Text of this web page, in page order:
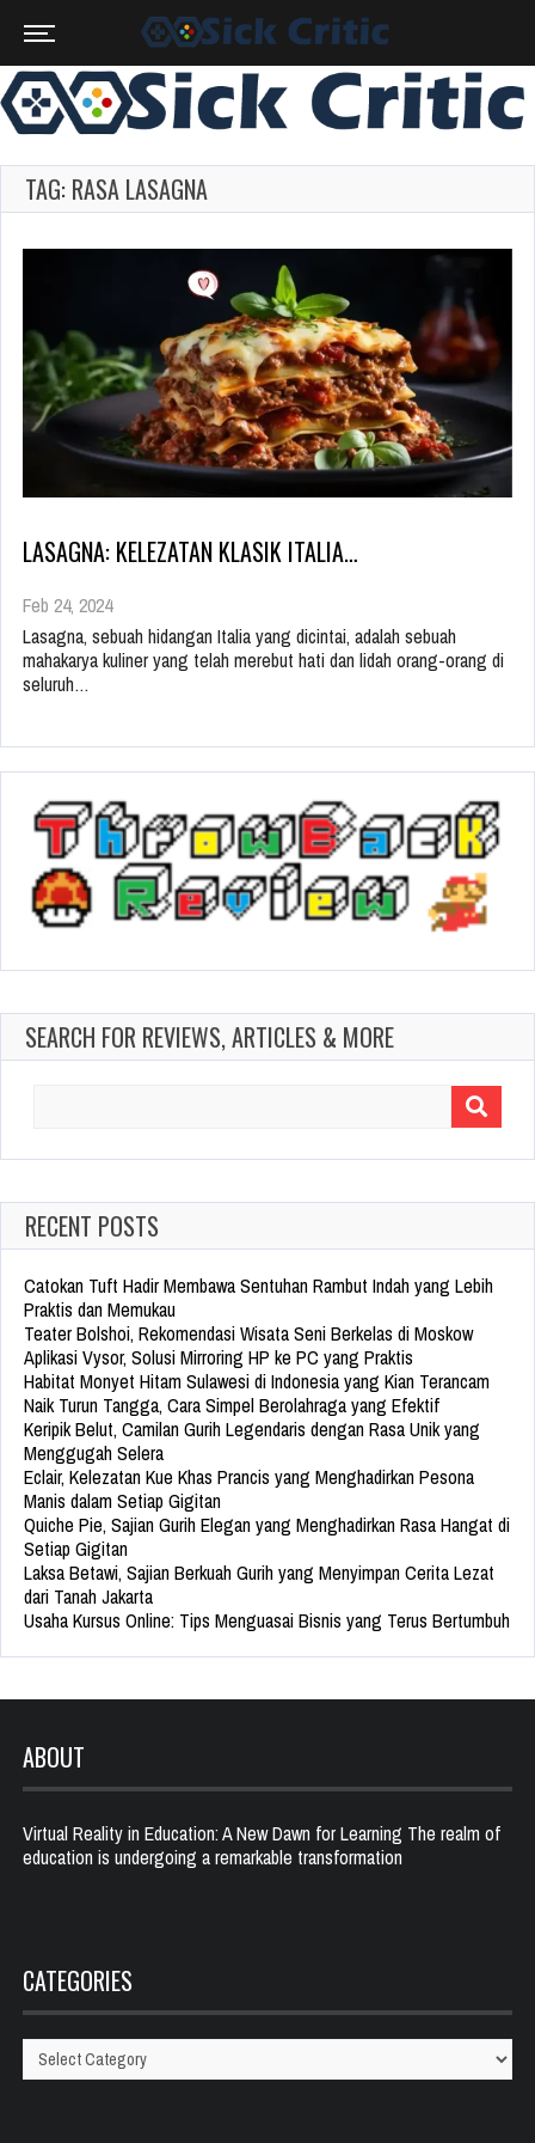
TAG: RASA LASAGNA
LASAGNA: KELEZATAN KLASIK ITALIA…
Feb 24, 2024
Lasagna, sebuah hidangan Italia yang dicintai, adalah sebuah
mahakarya kuliner yang telah merebut hati dan lidah orang-orang di
seluruh…
SEARCH FOR REVIEWS, ARTICLES & MORE
RECENT POSTS
Catokan Tuft Hadir Membawa Sentuhan Rambut Indah yang Lebih
Praktis dan Memukau
Teater Bolshoi, Rekomendasi Wisata Seni Berkelas di Moskow
Aplikasi Vysor, Solusi Mirroring HP ke PC yang Praktis
Habitat Monyet Hitam Sulawesi di Indonesia yang Kian Terancam
Naik Turun Tangga, Cara Simpel Berolahraga yang Efektif
Keripik Belut, Camilan Gurih Legendaris dengan Rasa Unik yang
Menggugah Selera
Eclair, Kelezatan Kue Khas Prancis yang Menghadirkan Pesona
Manis dalam Setiap Gigitan
Quiche Pie, Sajian Gurih Elegan yang Menghadirkan Rasa Hangat di
Setiap Gigitan
Laksa Betawi, Sajian Berkuah Gurih yang Menyimpan Cerita Lezat
dari Tanah Jakarta
Usaha Kursus Online: Tips Menguasai Bisnis yang Terus Bertumbuh
ABOUT
Virtual Reality in Education: A New Dawn for Learning The realm of
education is undergoing a remarkable transformation
CATEGORIES
Categories